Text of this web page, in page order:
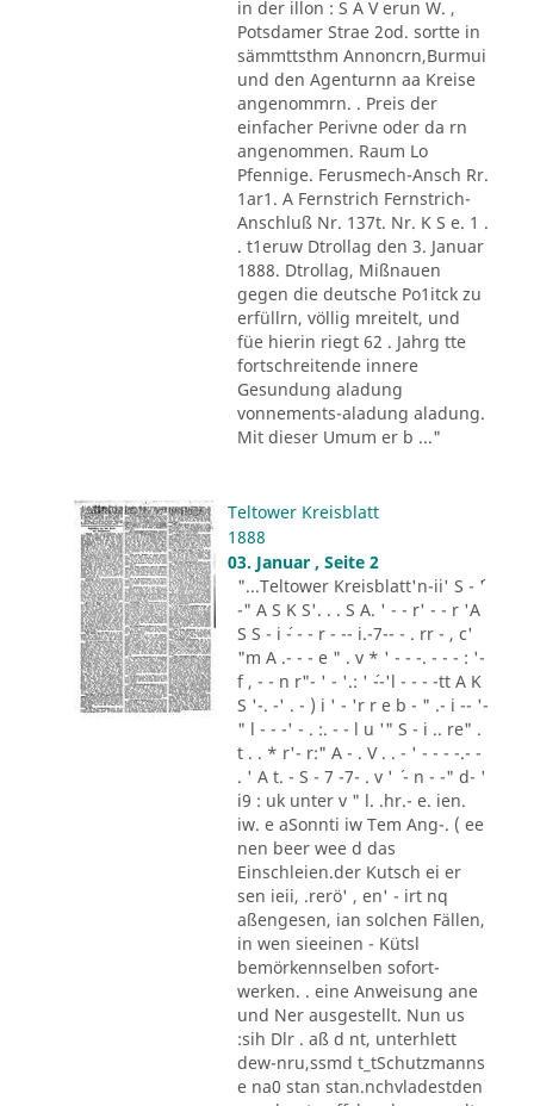
in der illon : S A V erun W. ,
Potsdamer Strae 2od. sortte in
sämmttsthm Annoncrn,Burmui
und den Agenturnn aa Kreise
angenommrn. . Preis der
einfacher Perivne oder da rn
angenommen. Raum Lo
Pfennige. Ferusmech-Ansch Rr.
1ar1. A Fernstrich Fernstrich-
Anschluß Nr. 137t. Nr. K S e. 1 .
. t1eruw Dtrollag den 3. Januar
1888. Dtrollag, Mißnauen
gegen die deutsche Po1itck zu
erfüllrn, völlig mreitelt, und
füe hierin riegt 62 . Jahrg tte
fortschreitende innere
Gesundung aladung
vonnements-aladung aladung.
Mit dieser Umum er b ..."
Teltower Kreisblatt
1888
03. Januar , Seite 2
"...Teltower Kreisblatt'n-ii' S - ´'
-" A S K S'. . . S A. ' - - r' - - r 'A
S S - i ´- - - r - -- i.-7-- - . rr - , c'
"m A .- - - e " . v * ' - - -. - - - : '-
f , - - n r"- ' - '.: ' ´--'l - - - -tt A K
S '-. -' . - ) i ' - 'r r e b - " .- i -- '-
" l - - -' - . :. - - l u '" S - i .. re" .
t . . * r'- r:" A - . V . . - ' - - - -.- -
. ' A t. - S - 7 -7- . v ' ´ - n - -" d- '
i9 : uk unter v " l. .hr.- e. ien.
iw. e aSonnti iw Tem Ang-. ( ee
nen beer wee d das
Einschleien.der Kutsch ei er
sen ieii, .rerö' , en' - irt nq
aßengesen, ian solchen Fällen,
in wen sieeinen - Kütsl
bemörkennselben sofort-
werken. . eine Anweisung ane
und Ner ausgestellt. Nun us
:sih Dlr . aß d nt, unterhlett
dew-nru,ssmd t_tSchutzmanns
e na0 stan stan.nchvladestden